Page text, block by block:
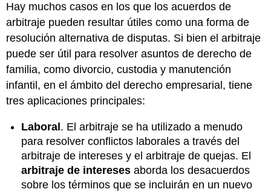
Hay muchos casos en los que los acuerdos de
arbitraje pueden resultar útiles como una forma de
resolución alternativa de disputas. Si bien el arbitraje
puede ser útil para resolver asuntos de derecho de
familia, como divorcio, custodia y manutención
infantil, en el ámbito del derecho empresarial, tiene
tres aplicaciones principales:
Laboral. El arbitraje se ha utilizado a menudo
para resolver conflictos laborales a través del
arbitraje de intereses y el arbitraje de quejas. El
arbitraje de intereses aborda los desacuerdos
sobre los términos que se incluirán en un nuevo